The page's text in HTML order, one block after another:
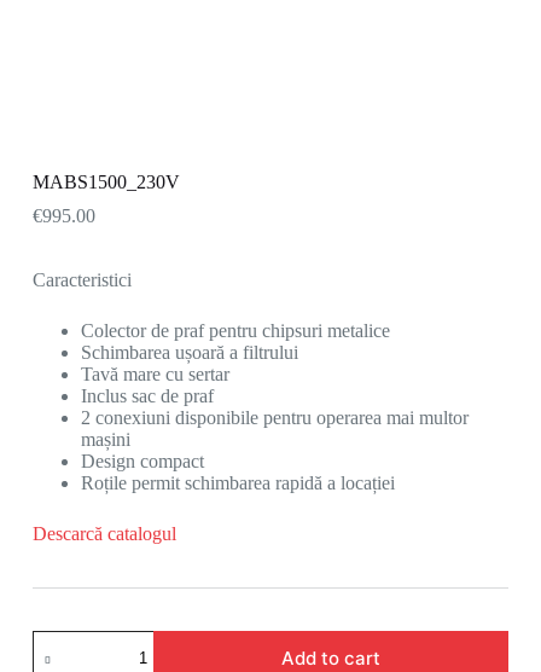
MABS1500_230V
€995.00
Caracteristici
Colector de praf pentru chipsuri metalice
Schimbarea ușoară a filtrului
Tavă mare cu sertar
Inclus sac de praf
2 conexiuni disponibile pentru operarea mai multor
mașini
Design compact
Roțile permit schimbarea rapidă a locației
Descarcă catalogul
Add to cart